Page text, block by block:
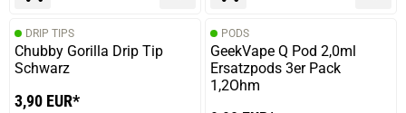
DRIP TIPS
Chubby Gorilla Drip Tip
Schwarz
3,90 EUR*
PODS
GeekVape Q Pod 2,0ml
Ersatzpods 3er Pack
1,2Ohm